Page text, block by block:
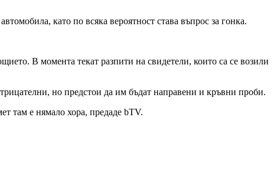
като по всяка вероятност става въпрос за гонка.
В момента текат разпити на свидетели, които са се возили
но предстои да им бъдат направени и кръвни проби.
там е нямало хора, предаде bTV.